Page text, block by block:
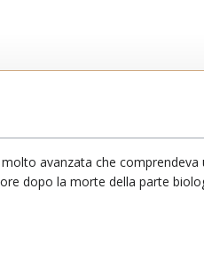
avanzata che
dopo la morte della parte